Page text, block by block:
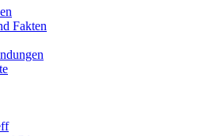
Fakten